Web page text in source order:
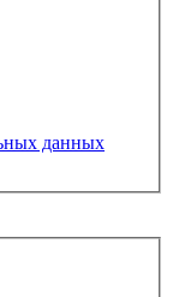
данных